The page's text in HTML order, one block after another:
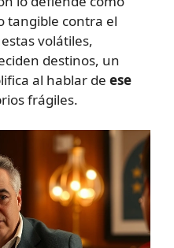
tangible contra el
volátiles,
destinos, un
al hablar de ese
frágiles.